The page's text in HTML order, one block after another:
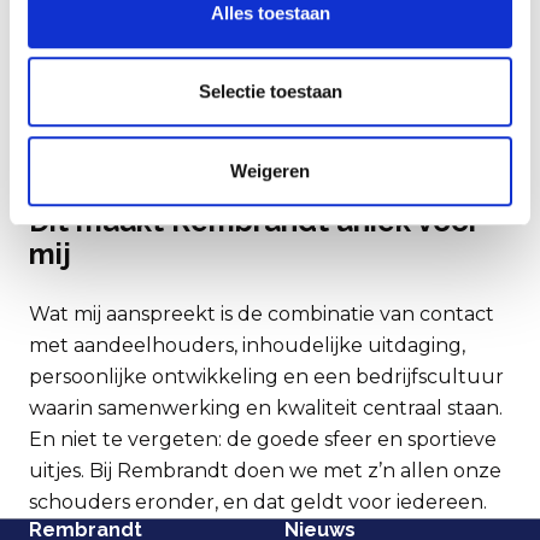
Alles toestaan
Selectie toestaan
Weigeren
Ik waardeer de balans tussen werk
en privé, die hier echt wordt
nagestreefd. Dat maakt het
mogelijk om met focus en energie
te werken én ook tijd te hebben
Dit maakt Rembrandt uniek voor
mij
Wat mij aanspreekt is de combinatie van contact
met aandeelhouders, inhoudelijke uitdaging,
persoonlijke ontwikkeling en een bedrijfscultuur
waarin samenwerking en kwaliteit centraal staan.
En niet te vergeten: de goede sfeer en sportieve
uitjes. Bij Rembrandt doen we met z’n allen onze
schouders eronder, en dat geldt voor iedereen.
Rembrandt
Nieuws